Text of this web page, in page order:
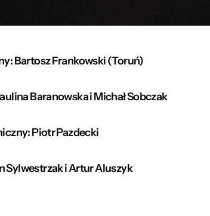
Bartosz Frankowski (Toruń)
Baranowska i Michał Sobczak
Piotr Pazdecki
Sylwestrzak i Artur Aluszyk